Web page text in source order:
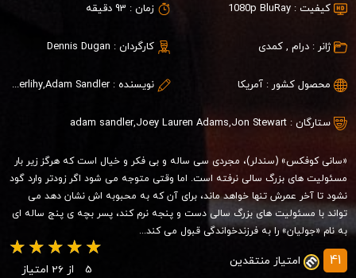
کیفیت : 1080p BluRay زمان : 93 دقیقه
ژانر : درام ,کمدی کارگردان : Dennis Dugan
محصول کشور : آمریکا نویسنده : Steve Franks,Tim Herlihy,Adam Sandler
ستارگان : adam sandler,Joey Lauren Adams,Jon Stewart
«سانی کوفکس» (سندلر)، مجردی سی ساله و بی فکر و خیال است که هرگز زیر بار
مسئولیت های بزرگ سالی نرفته است. اما وقتی متوجه می شود اگر زودتر وارد گود
نشود تا آخر عمرش تنها خواهد ماند، برای آن که به محبوبه اش نشان دهد می
تواند با مسئولیت های بزرگ سالی دست و پنجه نرم کند، پسر بچه ی پنج ساله ای
به نام «جولیان» را به فرزندخواندگی قبول می کند...
41 امتیاز منتقدین
5 از 26 امتیاز